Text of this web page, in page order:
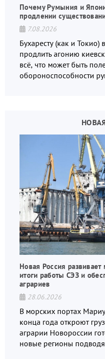
Почему Румыния и
продлении
7.08.2026
Бухаресту (как и
продлить агонию
всё, что может быть
обороноспособности
Новая Россия
итоги работы СЭЗ и
аграриев
28.06.2026
В морских портах
конца года откроют
аграрии Новороссии
новые регионы